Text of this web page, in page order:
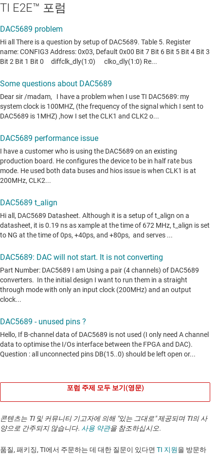
TI E2E™ 포럼
포럼 주제 모두 보기(영문)
콘텐츠는 TI 및 커뮤니티 기고자에 의해 "있는 그대로" 제공되며 TI의 사
양으로 간주되지 않습니다. 사용 약관을 참조하십시오.
품질, 패키징, TI에서 주문하는 데 대한 질문이 있다면 TI 지원을 방문하